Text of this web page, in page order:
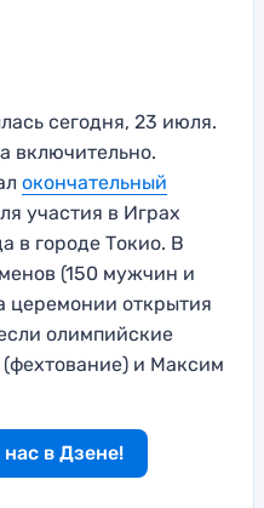
сегодня, 23 июля.
включительно.
окончательный
участия в Играх
в городе Токио. В
(150 мужчин и
открытия
олимпийские
и Максим
в Дзене!